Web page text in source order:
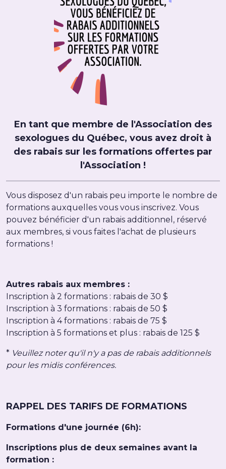
En tant que membre de l'Association des
sexologues du Québec, vous avez droit à
des rabais sur les formations offertes par
l'Association !
Vous disposez d'un rabais peu importe le nombre de
formations auxquelles vous vous inscrivez. Vous
pouvez bénéficier d'un rabais additionnel, réservé
aux membres, si vous faites l'achat de plusieurs
formations !
Autres rabais aux membres :
Inscription à 2 formations : rabais de 30 $
Inscription à 3 formations : rabais de 50 $
Inscription à 4 formations : rabais de 75 $
Inscription à 5 formations et plus : rabais de 125 $
* Veuillez noter qu'il n'y a pas de rabais additionnels
pour les midis conférences.
RAPPEL DES TARIFS DE FORMATIONS
Formations d'une journée (6h):
Inscriptions plus de deux semaines avant la
formation :